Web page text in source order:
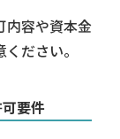
内容や資本金
ださい。
要件